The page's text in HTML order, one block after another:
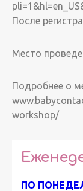
После
Место
Подробнее о
workshop/
ПО